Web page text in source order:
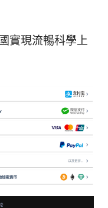
實現流暢科學上